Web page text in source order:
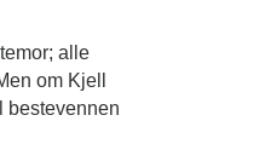
alle
om Kjell
bestevennen